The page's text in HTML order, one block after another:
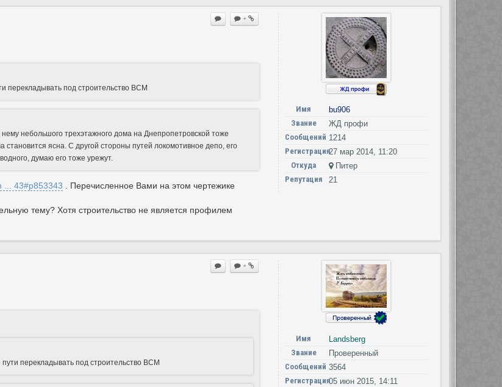
+
перекладывать под строительство ВСМ
небольшого трехэтажного дома на Днепропетровской тоже
ясна. С другой стороны путей локомотивное депо, его
думаю его тоже урежут.
... 43#p853343 . Перечисленное Вами на этом чертежике
тему? Хотя строительство не является профилем
Имя
bu906
Звание
ЖД профи
Сообщений 1214
Регистрация27 мар 2014, 11:20
Откуда
Питер
Репутация
21
+
пути перекладывать под строительство ВСМ
Имя
Landsberg
Звание
Проверенный
Сообщений 3564
Регистрация05 июн 2015, 14:11